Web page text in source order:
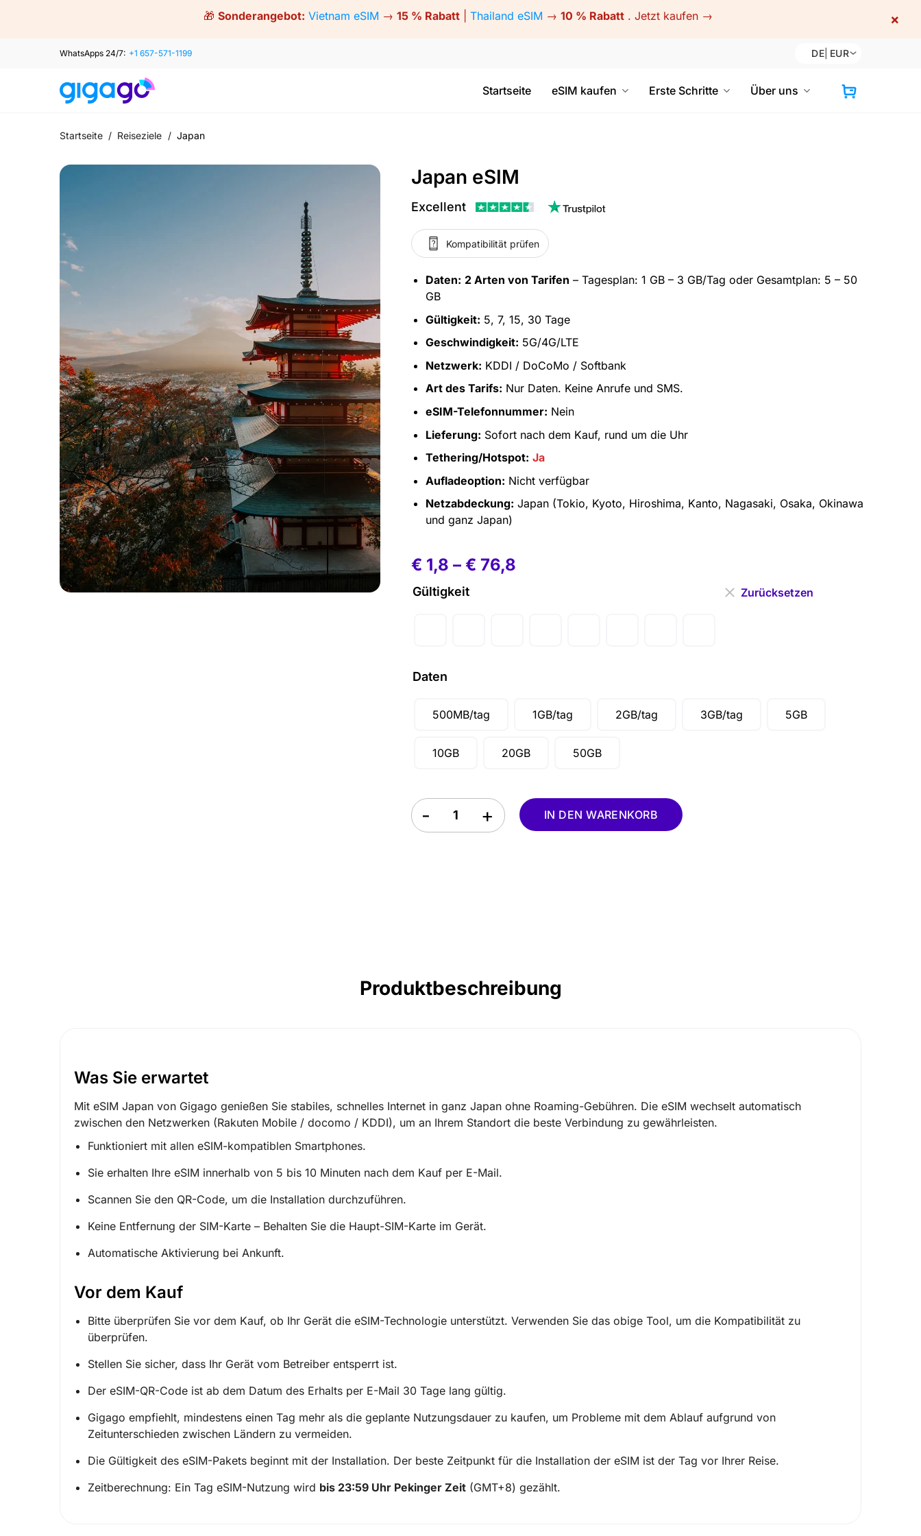
🎁 Sonderangebot: Vietnam eSIM → 15 % Rabatt| Thailand eSIM → 10 % Rabatt. Jetzt kaufen → ×
WhatsApps 24/7: +1 657-571-1199 DE EUR
Startseite eSIM kaufen Erste Schritte Über uns
Startseite / Reiseziele / Japan
Japan eSIM
Excellent
Kompatibilität prüfen
Daten: 2 Arten von Tarifen – Tagesplan: 1 GB – 3 GB/Tag oder Gesamtplan: 5 – 50
GB
Gültigkeit: 5, 7, 15, 30 Tage
Geschwindigkeit: 5G/4G/LTE
Netzwerk: KDDI / DoCoMo / Softbank
Art des Tarifs: Nur Daten. Keine Anrufe und SMS.
eSIM-Telefonnummer: Nein
Lieferung: Sofort nach dem Kauf, rund um die Uhr
Tethering/Hotspot: Ja
Aufladeoption: Nicht verfügbar
Netzabdeckung: Japan (Tokio, Kyoto, Hiroshima, Kanto, Nagasaki, Osaka, Okinawa
und ganz Japan)
€ 1,8 – € 76,8
Gültigkeit
Daten
500MB/tag 1GB/tag 2GB/tag 3GB/tag 5GB
10GB 20GB 50GB
Zurücksetzen
Japan eSIM quantity
IN DEN WARENKORB
Produktbeschreibung
Was Sie erwartet
Mit eSIM Japan von Gigago genießen Sie stabiles, schnelles Internet in ganz Japan ohne Roaming-Gebühren. Die eSIM wechselt automatisch
zwischen den Netzwerken (Rakuten Mobile / docomo / KDDI), um an Ihrem Standort die beste Verbindung zu gewährleisten.
Funktioniert mit allen eSIM-kompatiblen Smartphones.
Sie erhalten Ihre eSIM innerhalb von 5 bis 10 Minuten nach dem Kauf per E-Mail.
Scannen Sie den QR-Code, um die Installation durchzuführen.
Keine Entfernung der SIM-Karte – Behalten Sie die Haupt-SIM-Karte im Gerät.
Automatische Aktivierung bei Ankunft.
Vor dem Kauf
Bitte überprüfen Sie vor dem Kauf, ob Ihr Gerät die eSIM-Technologie unterstützt. Verwenden Sie das obige Tool, um die Kompatibilität zu
überprüfen.
Stellen Sie sicher, dass Ihr Gerät vom Betreiber entsperrt ist.
Der eSIM-QR-Code ist ab dem Datum des Erhalts per E-Mail 30 Tage lang gültig.
Gigago empfiehlt, mindestens einen Tag mehr als die geplante Nutzungsdauer zu kaufen, um Probleme mit dem Ablauf aufgrund von
Zeitunterschieden zwischen Ländern zu vermeiden.
Die Gültigkeit des eSIM-Pakets beginnt mit der Installation. Der beste Zeitpunkt für die Installation der eSIM ist der Tag vor Ihrer Reise.
Zeitberechnung: Ein Tag eSIM-Nutzung wird bis 23:59 Uhr Pekinger Zeit (GMT+8) gezählt.